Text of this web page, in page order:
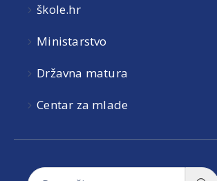
škole.hr
Ministarstvo
Državna matura
Centar za mlade